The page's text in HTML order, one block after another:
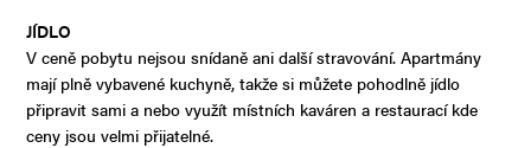
JÍDLO
V ceně pobytu nejsou snídaně ani další stravování. Apartmány
mají plně vybavené kuchyně, takže si můžete pohodlně jídlo
připravit sami a nebo využít místních kaváren a restaurací kde
ceny jsou velmi přijatelné.